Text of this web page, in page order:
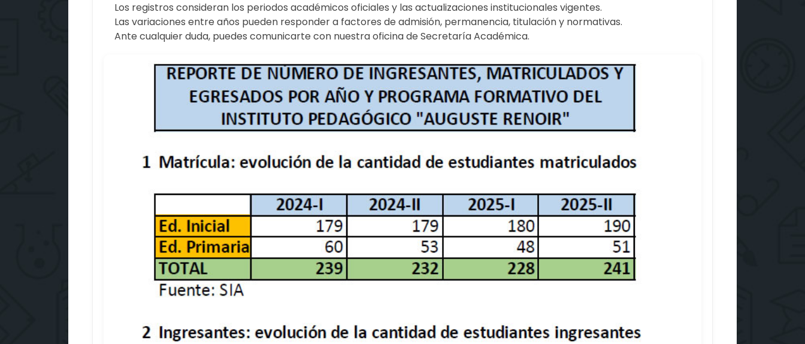
Los registros consideran los periodos académicos oficiales y las actualizaciones institucionales vigentes.
Las variaciones entre años pueden responder a factores de admisión, permanencia, titulación y normativas.
Ante cualquier duda, puedes comunicarte con nuestra oficina de Secretaría Académica.